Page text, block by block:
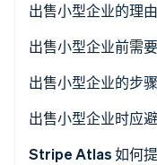
Stripe
了解
立即观
合作
出售小型企业的理由
出售小型企业前需
了解您企业的价值
决定合适的出售时机
评估您企业的吸引力
出售小型企业的步骤
推广您待售的企业
打造一个有说服力的
出售小型企业时应
Stripe Atlas 如何